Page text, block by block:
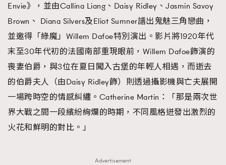
Envie》，並由Callina Liang、Daisy Ridley、Jasmin Savoy
Brown、 Diana Silvers及Eliot Sumner譜出鬼魅三角戀曲，
並邀得「綠魔」Willem Dafoe特別演出。影片將1920年代
末至30年代初的法國南部重現眼前，Willem Dafoe飾演的
喪妻伯爵，與3位在夏日闖入古堡的年輕人相遇，而逝去
的伯爵夫人（由Daisy Ridley飾）則透過攝影機與亡夫展開
一場跨時空的情感糾纏。Catherine Martin：「那是兩次世
界大戰之間一段繽紛絢爛的時期，不同風格迸發出激烈的
火花和鮮明的對比。」
Advertisement